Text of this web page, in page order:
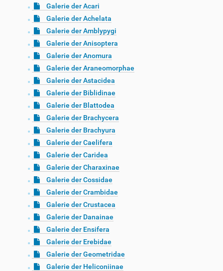
Galerie der Acari
Galerie der Achelata
Galerie der Amblypygi
Galerie der Anisoptera
Galerie der Anomura
Galerie der Araneomorphae
Galerie der Astacidea
Galerie der Biblidinae
Galerie der Blattodea
Galerie der Brachycera
Galerie der Brachyura
Galerie der Caelifera
Galerie der Caridea
Galerie der Charaxinae
Galerie der Cossidae
Galerie der Crambidae
Galerie der Crustacea
Galerie der Danainae
Galerie der Ensifera
Galerie der Erebidae
Galerie der Geometridae
Galerie der Heliconiinae